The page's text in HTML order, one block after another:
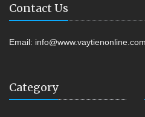
Contact Us
Email: info@www.vaytienonline.com
Category